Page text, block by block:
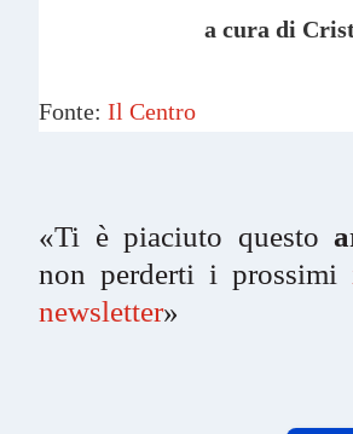
a cura di
Fonte: Il Centro
«Ti è piaciuto questo
non perderti i prossimi
newsletter»